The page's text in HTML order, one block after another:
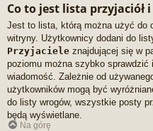
Co to jest lista przyjaciół
Jest to lista, którą można użyć do
witryny. Użytkownicy dodani do
Przyjaciele znajdującej się w
poziomu można szybko
wiadomość. Zależnie od
użytkowników mogą być
do listy wrogów, wszystkie posty
będą wyświetlane.
Na górę